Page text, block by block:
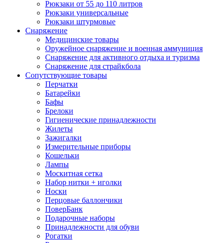
Рюкзаки от 55 до 110 литров
Рюкзаки универсальные
Рюкзаки штурмовые
Снаряжение
Медицинские товары
Оружейное снаряжение и военная аммуниция
Снаряжение для активного отдыха и туризма
Снаряжение для страйкбола
Сопутствующие товары
Перчатки
Батарейки
Бафы
Брелоки
Гигиенические принадлежности
Жилеты
Зажигалки
Измерительные приборы
Кошельки
Лампы
Москитная сетка
Набор нитки + иголки
Носки
Перцовые баллончики
ПоверБанк
Подарочные наборы
Принадлежности для обуви
Рогатки